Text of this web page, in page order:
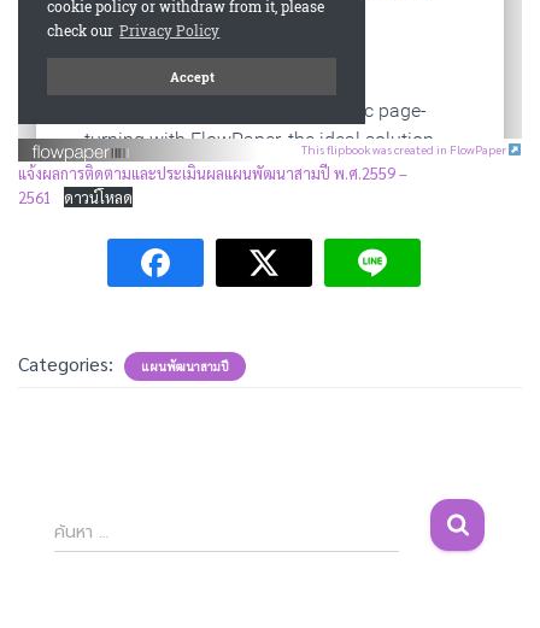
This flipbook was created in FlowPaper
แจ้งผลการติดตามและประเมินผลแผนพัฒนาสามปี พ.ศ.2559 –
2561
ดาวน์โหลด
Categories: แผนพัฒนาสามปี
ค้
น
ค้นหา …